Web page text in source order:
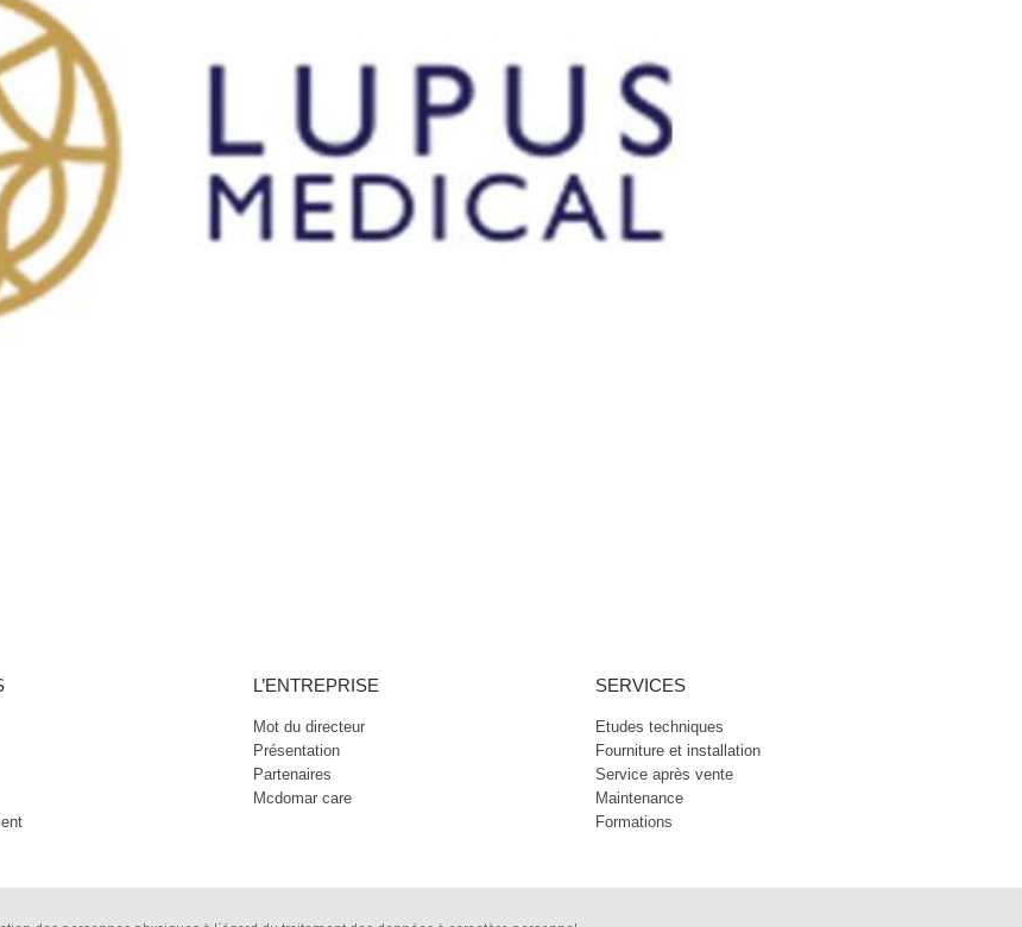
L’ENTREPRISE
Mot du directeur
Présentation
Partenaires
Mcdomar care
SERVICES
Etudes techniques
Fourniture et installation
Service après vente
Maintenance
Formations